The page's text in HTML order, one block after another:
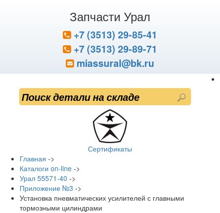
Запчасти Урал
+7 (3513) 29-85-41
+7 (3513) 29-89-71
miassural@bk.ru
Сертификаты
Главная ->
Каталоги on-line ->
Урал 55571-40 ->
Приложение №3 ->
Установка пневматических усилителей с главными
тормозными цилиндрами